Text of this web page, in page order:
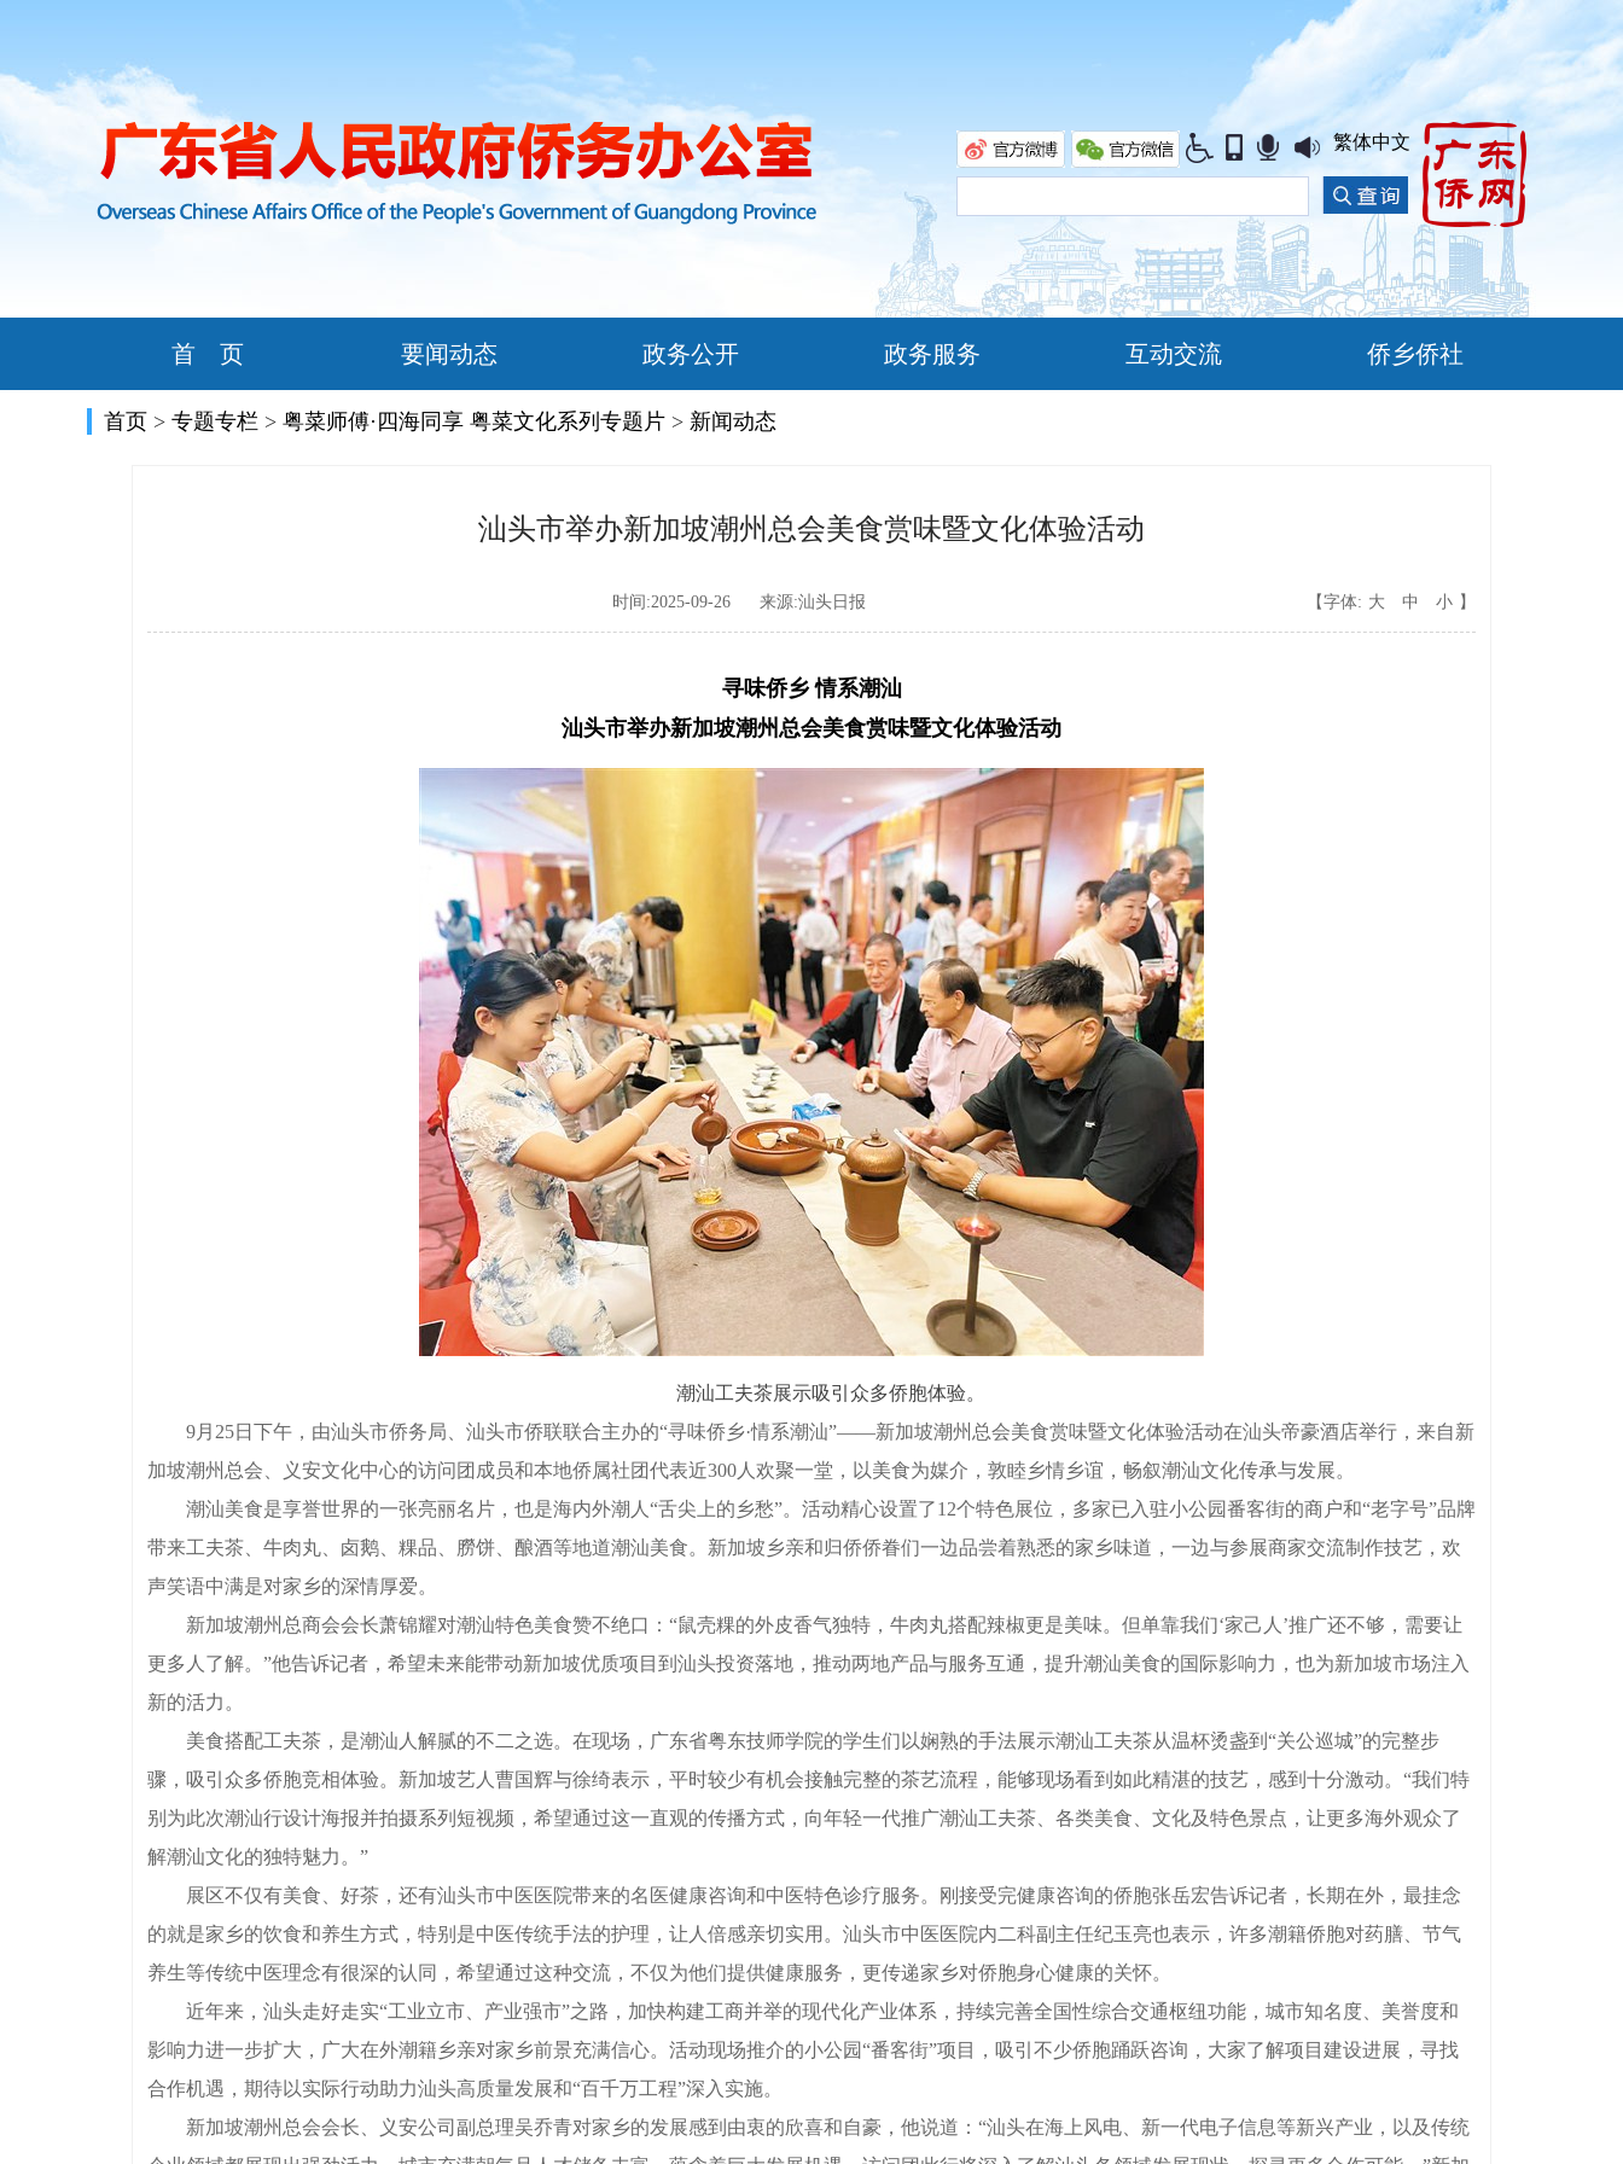
繁体中文
首 页 要闻动态 政务公开 政务服务 互动交流 侨乡侨社
首页 > 专题专栏 > 粤菜师傅·四海同享 粤菜文化系列专题片 > 新闻动态
汕头市举办新加坡潮州总会美食赏味暨文化体验活动
时间:2025-09-26 来源:汕头日报 【字体: 大 中 小 】
寻味侨乡 情系潮汕
汕头市举办新加坡潮州总会美食赏味暨文化体验活动
潮汕工夫茶展示吸引众多侨胞体验。
9月25日下午，由汕头市侨务局、汕头市侨联联合主办的“寻味侨乡·情系潮汕”——新加坡潮州总会美食赏味暨文化体验活动在汕头帝豪酒店举行，来自新
加坡潮州总会、义安文化中心的访问团成员和本地侨属社团代表近300人欢聚一堂，以美食为媒介，敦睦乡情乡谊，畅叙潮汕文化传承与发展。
潮汕美食是享誉世界的一张亮丽名片，也是海内外潮人“舌尖上的乡愁”。活动精心设置了12个特色展位，多家已入驻小公园番客街的商户和“老字号”品牌
带来工夫茶、牛肉丸、卤鹅、粿品、朥饼、酿酒等地道潮汕美食。新加坡乡亲和归侨侨眷们一边品尝着熟悉的家乡味道，一边与参展商家交流制作技艺，欢
声笑语中满是对家乡的深情厚爱。
新加坡潮州总商会会长萧锦耀对潮汕特色美食赞不绝口：“鼠壳粿的外皮香气独特，牛肉丸搭配辣椒更是美味。但单靠我们‘家己人’推广还不够，需要让
更多人了解。”他告诉记者，希望未来能带动新加坡优质项目到汕头投资落地，推动两地产品与服务互通，提升潮汕美食的国际影响力，也为新加坡市场注入
新的活力。
美食搭配工夫茶，是潮汕人解腻的不二之选。在现场，广东省粤东技师学院的学生们以娴熟的手法展示潮汕工夫茶从温杯烫盏到“关公巡城”的完整步
骤，吸引众多侨胞竞相体验。新加坡艺人曹国辉与徐绮表示，平时较少有机会接触完整的茶艺流程，能够现场看到如此精湛的技艺，感到十分激动。“我们特
别为此次潮汕行设计海报并拍摄系列短视频，希望通过这一直观的传播方式，向年轻一代推广潮汕工夫茶、各类美食、文化及特色景点，让更多海外观众了
解潮汕文化的独特魅力。”
展区不仅有美食、好茶，还有汕头市中医医院带来的名医健康咨询和中医特色诊疗服务。刚接受完健康咨询的侨胞张岳宏告诉记者，长期在外，最挂念
的就是家乡的饮食和养生方式，特别是中医传统手法的护理，让人倍感亲切实用。汕头市中医医院内二科副主任纪玉亮也表示，许多潮籍侨胞对药膳、节气
养生等传统中医理念有很深的认同，希望通过这种交流，不仅为他们提供健康服务，更传递家乡对侨胞身心健康的关怀。
近年来，汕头走好走实“工业立市、产业强市”之路，加快构建工商并举的现代化产业体系，持续完善全国性综合交通枢纽功能，城市知名度、美誉度和
影响力进一步扩大，广大在外潮籍乡亲对家乡前景充满信心。活动现场推介的小公园“番客街”项目，吸引不少侨胞踊跃咨询，大家了解项目建设进展，寻找
合作机遇，期待以实际行动助力汕头高质量发展和“百千万工程”深入实施。
新加坡潮州总会会长、义安公司副总理吴乔青对家乡的发展感到由衷的欣喜和自豪，他说道：“汕头在海上风电、新一代电子信息等新兴产业，以及传统